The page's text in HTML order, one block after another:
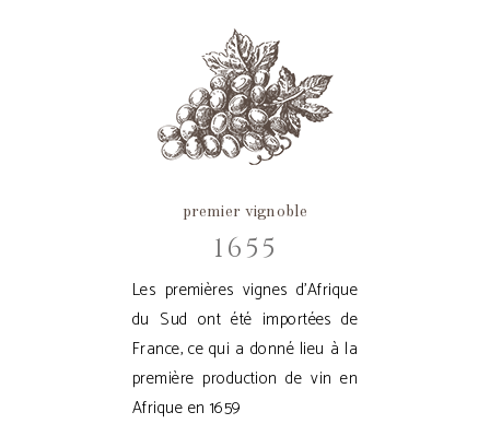
premier vignoble
1655
Les premières vignes d'Afrique
du Sud ont été importées de
France, ce qui a donné lieu à la
première production de vin en
Afrique en 1659